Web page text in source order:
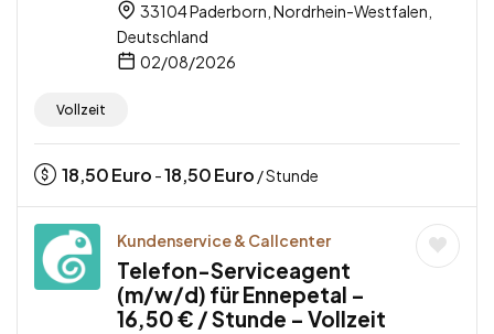
33104 Paderborn, Nordrhein-Westfalen,
Deutschland
02/08/2026
Vollzeit
18,50Euro -18,50Euro / Stunde
Kundenservice & Callcenter
Telefon-Serviceagent
(m/w/d) für Ennepetal –
16,50 € / Stunde – Vollzeit